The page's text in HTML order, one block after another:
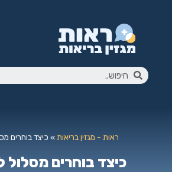
ראות - מגזין בריאות» כיצד בוחרים
כיצד בוחרים מסלול